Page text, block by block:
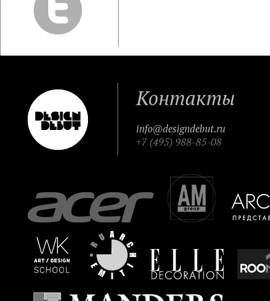
Контакты
info@designdebut.ru
+7 (495) 988-85-08